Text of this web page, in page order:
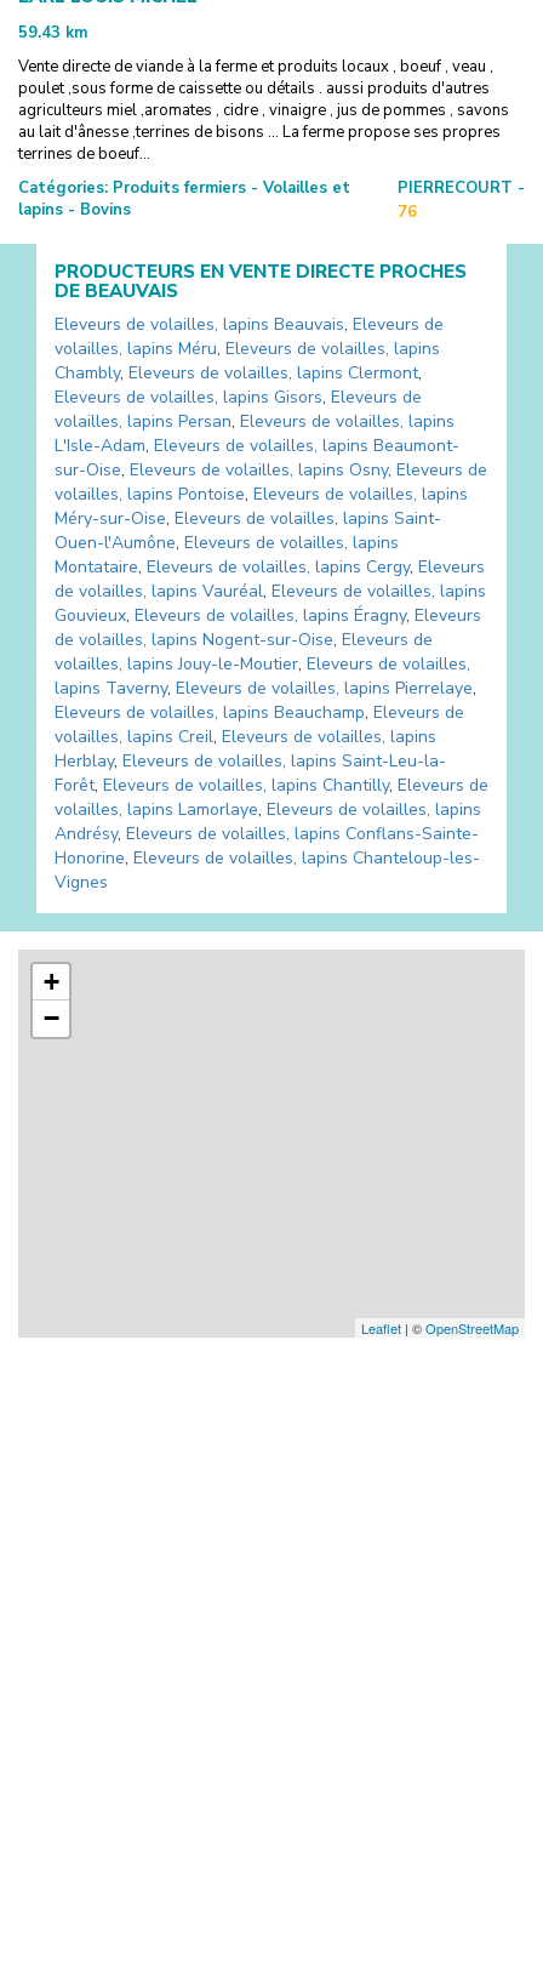
59.43 km
Vente directe de viande à la ferme et produits locaux , boeuf , veau ,
poulet ,sous forme de caissette ou détails . aussi produits d'autres
agriculteurs miel ,aromates , cidre , vinaigre , jus de pommes , savons
au lait d'ânesse ,terrines de bisons … La ferme propose ses propres
terrines de boeuf...
Catégories: Produits fermiers - Volailles et
lapins - Bovins
PIERRECOURT -
76
PRODUCTEURS EN VENTE DIRECTE PROCHES
DE BEAUVAIS
Eleveurs de volailles, lapins Beauvais, Eleveurs de
volailles, lapins Méru, Eleveurs de volailles, lapins
Chambly, Eleveurs de volailles, lapins Clermont,
Eleveurs de volailles, lapins Gisors, Eleveurs de
volailles, lapins Persan, Eleveurs de volailles, lapins
L'Isle-Adam, Eleveurs de volailles, lapins Beaumont-
sur-Oise, Eleveurs de volailles, lapins Osny, Eleveurs de
volailles, lapins Pontoise, Eleveurs de volailles, lapins
Méry-sur-Oise, Eleveurs de volailles, lapins Saint-
Ouen-l'Aumône, Eleveurs de volailles, lapins
Montataire, Eleveurs de volailles, lapins Cergy, Eleveurs
de volailles, lapins Vauréal, Eleveurs de volailles, lapins
Gouvieux, Eleveurs de volailles, lapins Éragny, Eleveurs
de volailles, lapins Nogent-sur-Oise, Eleveurs de
volailles, lapins Jouy-le-Moutier, Eleveurs de volailles,
lapins Taverny, Eleveurs de volailles, lapins Pierrelaye,
Eleveurs de volailles, lapins Beauchamp, Eleveurs de
volailles, lapins Creil, Eleveurs de volailles, lapins
Herblay, Eleveurs de volailles, lapins Saint-Leu-la-
Forêt, Eleveurs de volailles, lapins Chantilly, Eleveurs de
volailles, lapins Lamorlaye, Eleveurs de volailles, lapins
Andrésy, Eleveurs de volailles, lapins Conflans-Sainte-
Honorine, Eleveurs de volailles, lapins Chanteloup-les-
Vignes
+
−
Leaflet | ©OpenStreetMap